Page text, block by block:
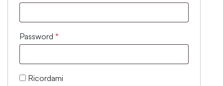
Password *
Ricordami